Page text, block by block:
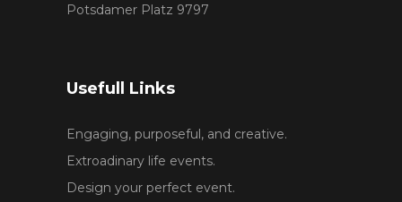
Potsdamer Platz 9797
Usefull Links
Engaging, purposeful, and creative.
Extroadinary life events.
Design your perfect event.